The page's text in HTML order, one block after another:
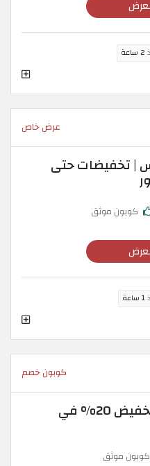
2 ساعة
عرض خاص
| تخفيضات حتى
كوبون موثق
1 ساعة
كوبون خصم
كود خصم امازون برايم | تخفيض 20% في
كوبون موثق